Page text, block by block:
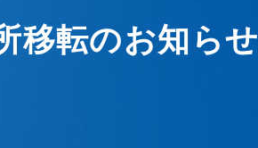
移転のお知らせ